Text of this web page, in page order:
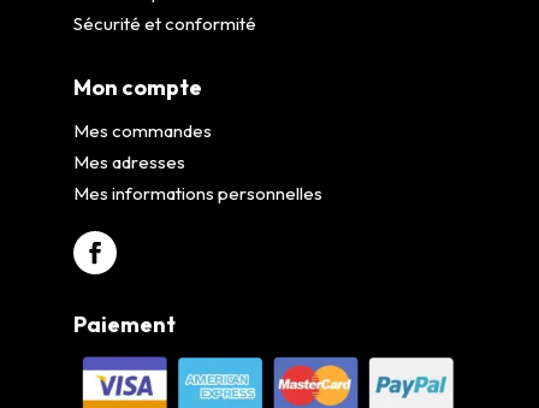
Sécurité et conformité
Mon compte
Mes commandes
Mes adresses
Mes informations personnelles
Paiement